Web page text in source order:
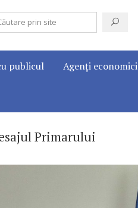
publicul Agenţi economici
Primarului